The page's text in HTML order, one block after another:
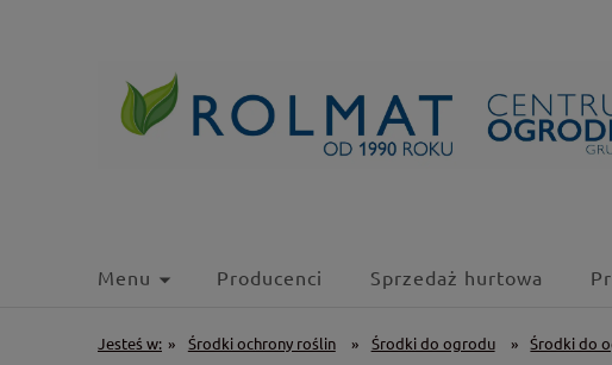
Menu Producenci Sprzedaż hurtowa
Jesteś w: » Środki ochrony roślin » Środki do ogrodu » Środki do